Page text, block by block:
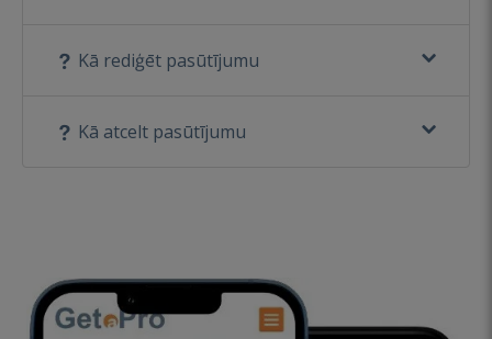
Kā rediģēt pasūtījumu
Kā atcelt pasūtījumu